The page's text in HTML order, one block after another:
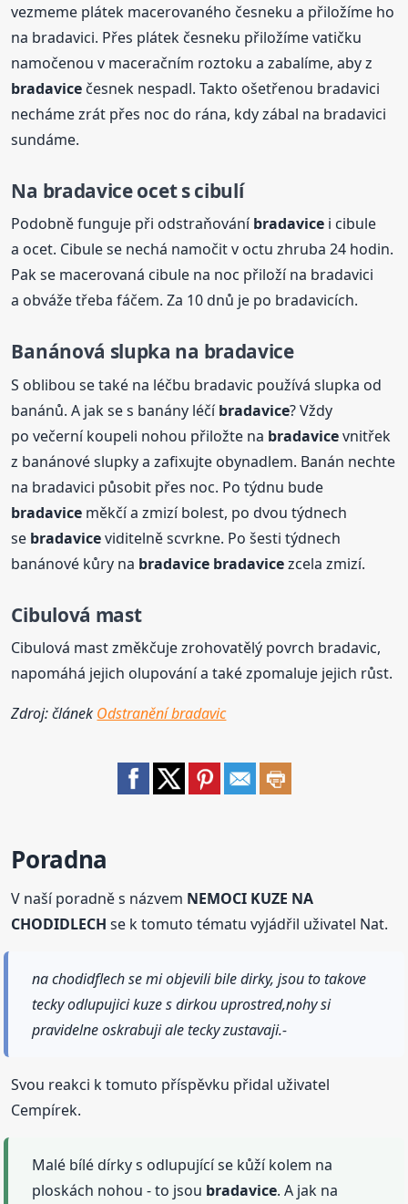
vezmeme plátek macerovaného česneku a přiložíme ho
na bradavici. Přes plátek česneku přiložíme vatičku
namočenou v maceračním roztoku a zabalíme, aby z
bradavice česnek nespadl. Takto ošetřenou bradavici
necháme zrát přes noc do rána, kdy zábal na bradavici
sundáme.
Na bradaviceocet s cibulí
Podobně funguje při odstraňováníbradavice i cibule
a ocet. Cibule se nechá namočit v octu zhruba 24 hodin.
Pak se macerovaná cibule na noc přiloží na bradavici
a obváže třeba fáčem. Za 10 dnů je po bradavicích.
Banánová slupka na bradavice
S oblibou se také na léčbu bradavic používá slupka od
banánů. A jak se s banány léčíbradavice? Vždy
po večerní koupeli nohou přiložte na bradavicevnitřek
z banánové slupky a zafixujte obynadlem. Banán nechte
na bradavici působit přes noc. Po týdnu bude
bradavice měkčí a zmizí bolest, po dvou týdnech
se bradaviceviditelně scvrkne. Po šesti týdnech
banánové kůry na bradavice bradavicezcela zmizí.
Cibulová mast
Cibulová mast změkčuje zrohovatělý povrch bradavic,
napomáhá jejich olupování a také zpomaluje jejich růst.
Zdroj: článek Odstranění bradavic
Poradna
V naší poradně s názvem NEMOCI KUZE NA
CHODIDLECH se k tomuto tématu vyjádřil uživatel Nat.
na chodidflech se mi objevili bile dirky, jsou to takove
tecky odlupujici kuze s dirkou uprostred,nohy si
pravidelne oskrabuji ale tecky zustavaji.-
Svou reakci k tomuto příspěvku přidal uživatel
Cempírek.
Malé bílé dírky s odlupující se kůží kolem na
ploskách nohou - to jsou bradavice. A jak na